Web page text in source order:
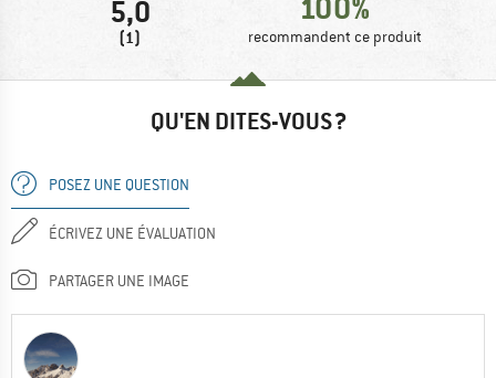
5,0
(1)
100%
recommandent ce produit
QU'EN DITES-VOUS ?
POSEZ UNE QUESTION
ÉCRIVEZ UNE ÉVALUATION
PARTAGER UNE IMAGE